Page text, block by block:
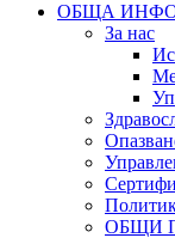
ОБЩА
За нас
ОБЩИ